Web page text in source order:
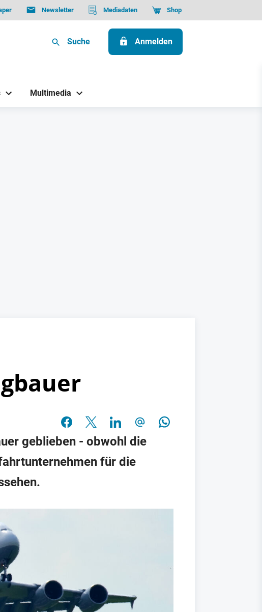
Newsletter Mediadaten Shop
Suche Anmelden
Multimedia
geblieben - obwohl die
für die